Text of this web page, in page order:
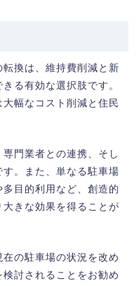
換は、維持費削減と新
る有効な選択肢です。
幅なコスト削減と住民
門業者との連携、そし
。また、単なる駐車場
目的利用など、創造的
きな効果を得ることが
の駐車場の状況を改め
討されることをお勧め